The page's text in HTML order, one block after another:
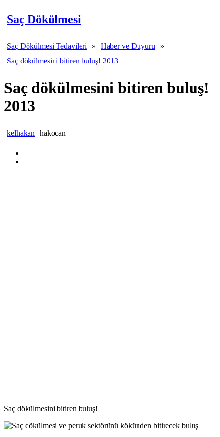
Saç Dökülmesi
Saç Dökülmesi Tedavileri » Haber ve Duyuru
»
Saç dökülmesini bitiren buluş! 2013
Saç dökülmesini bitiren buluş!
2013
kelhakan hakocan
Saç dökülmesini bitiren buluş!